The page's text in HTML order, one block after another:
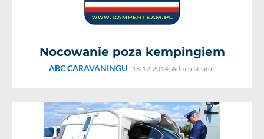
Nocowanie poza kempingiem
ABC CARAVANINGU 16.12.2014, Administrator